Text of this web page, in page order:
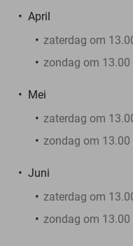
April
zaterdag om
zondag om
Mei
zaterdag om
zondag om
Juni
zaterdag om
zondag om